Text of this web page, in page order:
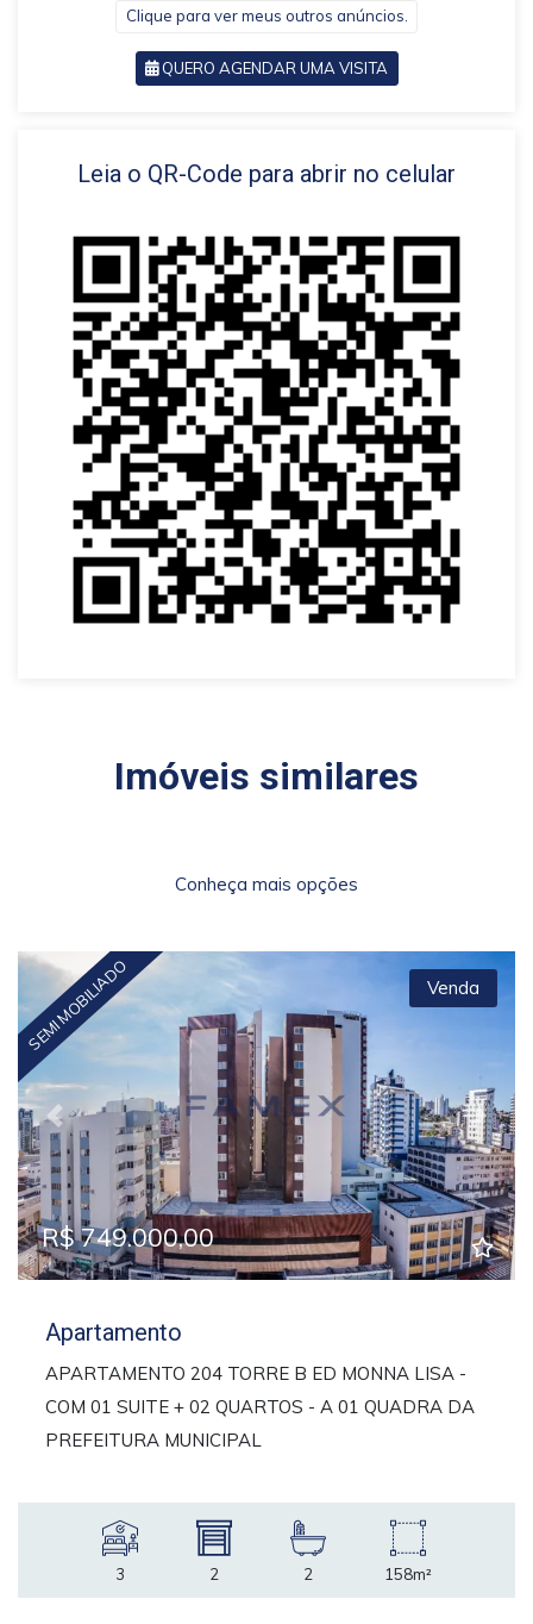
Clique para ver meus outros anúncios.
QUERO AGENDAR UMA VISITA
VOLTAR
Leia o QR-Code para abrir no celular
Imóveis similares
Conheça mais opções
Previous Next
SEMI MOBILIADO Venda
R$ 749.000,00
Apartamento
APARTAMENTO 204 TORRE B ED MONNA LISA -
COM 01 SUITE + 02 QUARTOS - A 01 QUADRA DA
PREFEITURA MUNICIPAL
3 2 2 158m²